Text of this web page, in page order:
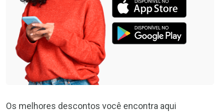
Os melhores descontos você encontra aqui